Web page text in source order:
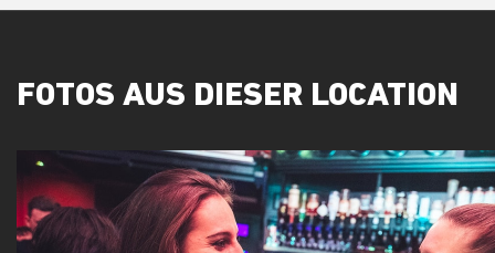
FOTOS AUS DIESER LOCATION